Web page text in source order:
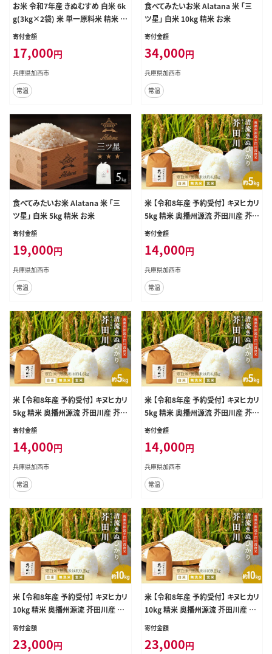
お米 令和7年産 きぬむすめ 白米 6k
g(3kg×2袋) 米 単一原料米 精米 ご
はん ご飯 白飯 小分け
寄付金額
17,000円
兵庫県加西市
常温
食べてみたいお米 Alatana 米 「三
ツ星」 白米 10kg 精米 お米
寄付金額
34,000円
兵庫県加西市
常温
食べてみたいお米 Alatana 米 「三
ツ星」 白米 5kg 精米 お米
寄付金額
19,000円
兵庫県加西市
常温
米 【令和8年産 予約受付】 キヌヒカリ
5kg 精米 奥播州源流 芥田川産 芥田
川 農家直送 5キロ 国産米 きぬひか
しいお米 お祝い 内祝い 贈答 美味
しい おいしい 玄米
寄付金額
14,000円
兵庫県加西市
常温
米 【令和8年産 予約受付】 キヌヒカリ
5kg 精米 奥播州源流 芥田川産 芥田
川 農家直送 5キロ 国産米 きぬひか
しいお米 お祝い 内祝い 贈答 美味
しい おいしい 無洗米
寄付金額
14,000円
兵庫県加西市
常温
米 【令和8年産 予約受付】 キヌヒカリ
5kg 精米 奥播州源流 芥田川産 芥田
川 農家直送 5キロ 国産米 きぬひか
しいお米 お祝い 内祝い 贈答 美味
しい おいしい 白米
寄付金額
14,000円
兵庫県加西市
常温
米 【令和8年産 予約受付】 キヌヒカリ
10kg 精米 奥播州源流 芥田川産 芥
田川 農家直送 10キロ 国産米 きぬ
ひかり 贈り物 喜ばれる お米ギフト
おいしいお米 お祝い 内祝い 贈答
寄付金額
23,000円
米 【令和8年産 予約受付】 キヌヒカリ
10kg 精米 奥播州源流 芥田川産 芥
田川 農家直送 10キロ 国産米 きぬ
ひかり 贈り物 喜ばれる お米ギフト
おいしいお米 お祝い 内祝い 贈答
寄付金額
23,000円